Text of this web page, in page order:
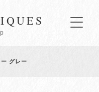
グレー